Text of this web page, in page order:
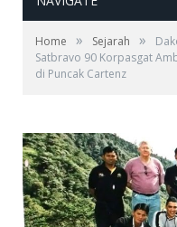
Home » Sejarah »
Satbravo 90 Korpasgat
di Puncak Cartenz